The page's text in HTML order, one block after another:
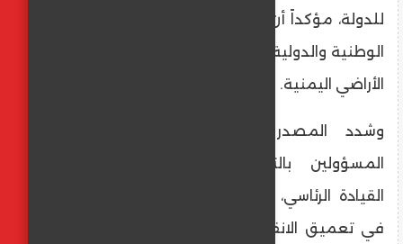
للدولة، مؤكداً أن الحكومة ملتزمة بالمرجعيات
الوطنية والدولية التي تؤكد على وحدة وسلامة
الأراضي اليمنية.
​وشدد المصدر على ضرورة التزام كافة
المسؤولين بالتوجهات السياسية لمجلس
القيادة الرئاسي، وتجنب إصدار مواقف تساهم
في تعميق الانقسام الداخلي في وقت تواجه